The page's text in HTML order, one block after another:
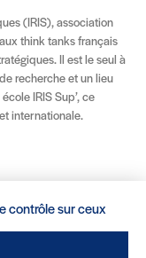
(IRIS), association
think tanks français
Il est le seul à
recherche et un lieu
IRIS Sup’, ce
internationale.
contrôle sur ceux